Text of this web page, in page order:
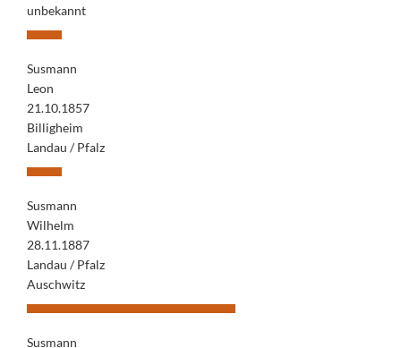
unbekannt
Susmann
Leon
21.10.1857
Billigheim
Landau / Pfalz
Susmann
Wilhelm
28.11.1887
Landau / Pfalz
Auschwitz
Susmann